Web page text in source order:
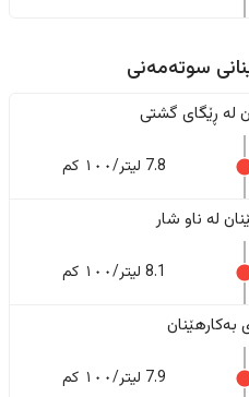
سوتەمەنی
له ڕێگای گشتی
7.8 لیتر/١٠٠ کم
له ناو شار
8.1 لیتر/١٠٠ کم
بەکارهێنان
7.9 لیتر/١٠٠ کم